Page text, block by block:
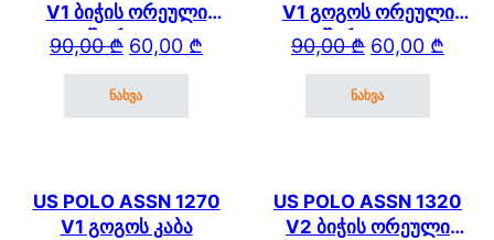
V1 ბიჭის ორეული
შორტით
90,00₾ Original price was: 90,00 ₾.
60,00 ₾
Current price is: 60,00 ₾.
ნახვა
V1 გოგოს ორეული
შარვლით
90,00₾ Original price
60,00 ₾
Current price is:
ნახვა
US POLO ASSN 1270
V1 გოგოს კაბა
US POLO ASSN 1320
V2 ბიჭის ორეული